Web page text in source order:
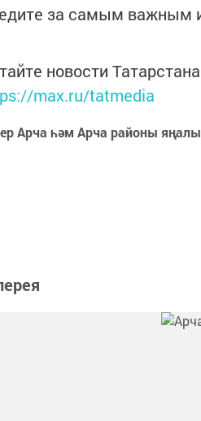
за самым важным
новости
max.ru/tatmedia
Арча һәм Арча районы